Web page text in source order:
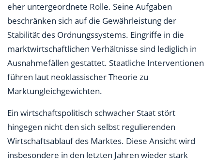
eher untergeordnete Rolle. Seine Aufgaben
beschränken sich auf die Gewährleistung der
Stabilität des Ordnungssystems. Eingriffe in die
marktwirtschaftlichen Verhältnisse sind lediglich in
Ausnahmefällen gestattet. Staatliche Interventionen
führen laut neoklassischer Theorie zu
Marktungleichgewichten.
Ein wirtschaftspolitisch schwacher Staat stört
hingegen nicht den sich selbst regulierenden
Wirtschaftsablauf des Marktes. Diese Ansicht wird
insbesondere in den letzten Jahren wieder stark